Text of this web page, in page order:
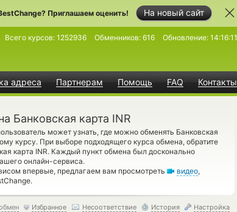
На новый сайт
Приглашаем оценить!
адреса Партнерам Помощь FAQ Контакты
Всего курсов: 1252936 Обменников: 616 Обновление: 14:16:11
Банковская карта INR
может узнать, где можно обменять Банковская
курсу. При выборе подходящего курса обмена, обратите
карта INR. Каждый пункт обмена был досконально
онлайн-сервиса.
впервые, предлагаем вам просмотреть
видео,
Избранное Несоответствие История Настройка